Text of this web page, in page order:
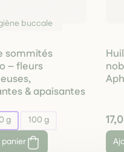
buccale
sommités
– fleurs
& apaisantes
g
100 g
au panier